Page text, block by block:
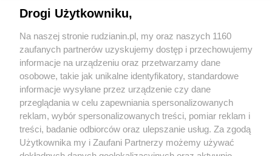
5 / 0
Wydawca mediów
Nie zapomnij
zapoznać się z:
polityką prywatności regulamin korzystania z portali
Twojemiasto Skontakuj sięz nami
Drogi Użytkowniku,
Na naszej stronie rudzianin.pl, my oraz naszych 1160
zaufanych partnerów uzyskujemy dostęp i przechowujemy
informacje na urządzeniu oraz przetwarzamy dane
osobowe, takie jak unikalne identyfikatory, standardowe
informacje wysyłane przez urządzenie czy dane
przeglądania w celu zapewniania spersonalizowanych
reklam, wybór spersonalizowanych treści, pomiar reklam i
treści, badanie odbiorców oraz ulepszanie usług. Za zgodą
Użytkownika my i Zaufani Partnerzy możemy używać